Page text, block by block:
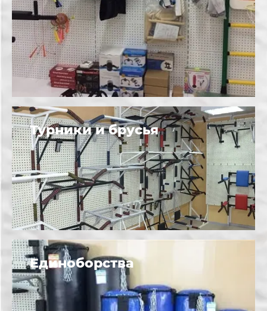
Турники и брусья
Единоборства